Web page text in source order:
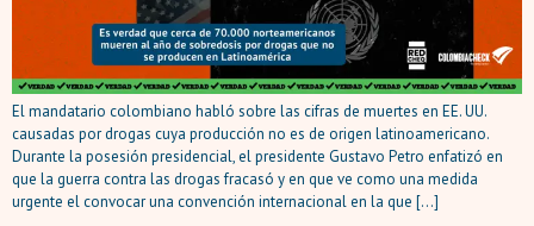
El mandatario colombiano habló sobre las cifras de muertes en EE. UU.
causadas por drogas cuya producción no es de origen latinoamericano.
Durante la posesión presidencial, el presidente Gustavo Petro enfatizó en
que la guerra contra las drogas fracasó y en que ve como una medida
urgente el convocar una convención internacional en la que […]